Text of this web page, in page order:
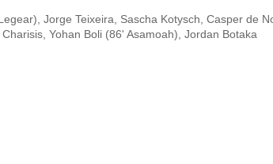
Jorge Teixeira, Sascha Kotysch, Casper de
Yohan Boli (86' Asamoah), Jordan Botaka